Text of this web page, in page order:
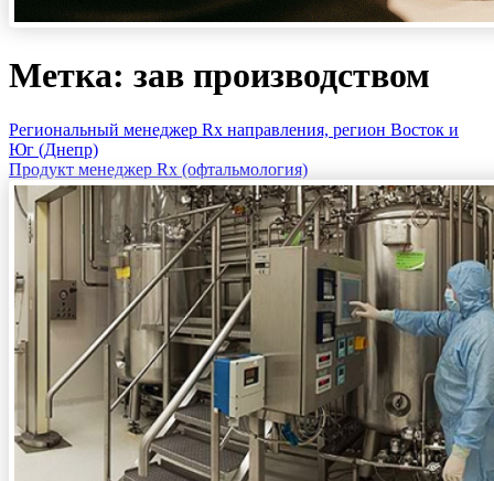
Метка: зав производством
Региональный менеджер Rx направления, регион Восток и
Юг (Днепр)
Продукт менеджер Rx (офтальмология)